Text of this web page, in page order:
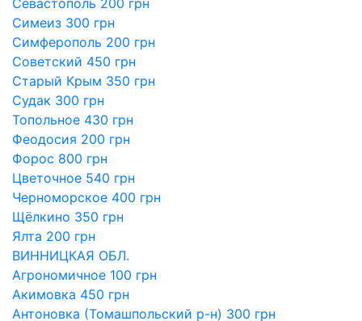
Севастополь 200 грн
Симеиз 300 грн
Симферополь 200 грн
Советский 450 грн
Старый Крым 350 грн
Судак 300 грн
Топольное 430 грн
Феодосия 200 грн
Форос 800 грн
Цветочное 540 грн
Черноморское 400 грн
Щёлкино 350 грн
Ялта 200 грн
ВИННИЦКАЯ ОБЛ.
Агрономичное 100 грн
Акимовка 450 грн
Антоновка (Томашпольский р-н) 300 грн